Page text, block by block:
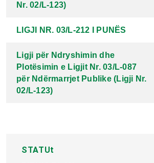
STATUt
Nr. 02/L-123)
LIGJI NR. 03/L-212 I PUNËS
Ligji për Ndryshimin dhe
Plotësimin e Ligjit Nr. 03/L-087
për Ndërmarrjet Publike (Ligji Nr.
02/L-123)